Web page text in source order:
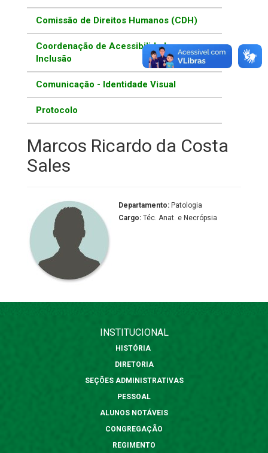
Comissão de Direitos Humanos (CDH)
Coordenação de Acessibilidade e
Inclusão
Comunicação - Identidade Visual
Protocolo
Marcos Ricardo da Costa
Sales
Departamento: Patologia
Cargo: Téc. Anat. e Necrópsia
INSTITUCIONAL
HISTÓRIA
DIRETORIA
SEÇÕES ADMINISTRATIVAS
PESSOAL
ALUNOS NOTÁVEIS
CONGREGAÇÃO
REGIMENTO